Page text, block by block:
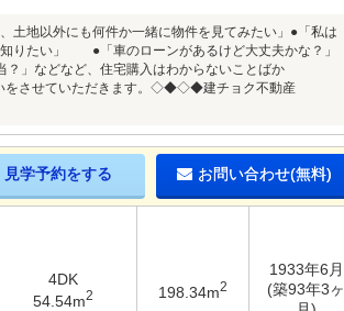
土地以外にも何件か一緒に物件を見てみたい」●「私は
知りたい」 ●「車のローンがあるけど大丈夫かな？」
」などなど、住宅購入はわからないことばか
をさせていただきます。◇◆◇◆建チョク不動産
見学予約をする お問い合わせ(無料)
4DK
54.54m2 198.34m2
1933年6月
(築93年3ヶ